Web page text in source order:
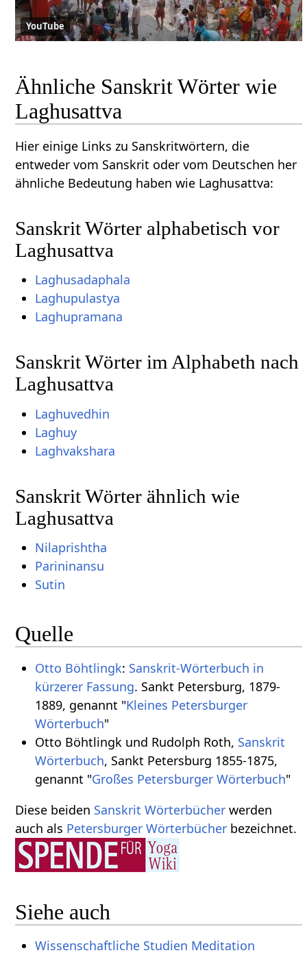
YouTube
Ähnliche Sanskrit Wörter wie
Laghusattva
Hier einige Links zu Sanskritwörtern, die
entweder vom Sanskrit oder vom Deutschen her
ähnliche Bedeutung haben wie Laghusattva:
Sanskrit Wörter alphabetisch vor
Laghusattva
Laghusadaphala
Laghupulastya
Laghupramana
Sanskrit Wörter im Alphabeth nach
Laghusattva
Laghuvedhin
Laghuy
Laghvakshara
Sanskrit Wörter ähnlich wie
Laghusattva
Nilaprishtha
Parininansu
Sutin
Quelle
Otto Böhtlingk: Sanskrit-Wörterbuch in
kürzerer Fassung. Sankt Petersburg, 1879-
1889, genannt "Kleines Petersburger
Wörterbuch"
Otto Böhtlingk und Rudolph Roth, Sanskrit
Wörterbuch, Sankt Petersburg 1855-1875,
genannt "Großes Petersburger Wörterbuch"
Diese beiden Sanskrit Wörterbücher werden
auch als Petersburger Wörterbücher bezeichnet.
Siehe auch
Wissenschaftliche Studien Meditation